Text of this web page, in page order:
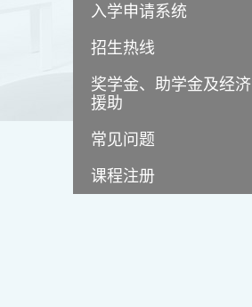
入学申请系统
招生热线
奖学金、助学金及经济
援助
常见问题
课程注册